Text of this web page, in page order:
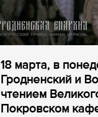
18 марта, в
Гродненский и
чтением
Покровском